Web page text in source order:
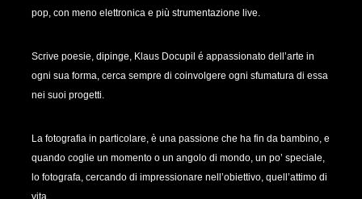
pop, con meno elettronica e più strumentazione live.
Scrive poesie, dipinge, Klaus Docupil é appassionato dell’arte in
ogni sua forma, cerca sempre di coinvolgere ogni sfumatura di essa
nei suoi progetti.
La fotografia in particolare, è una passione che ha fin da bambino, e
quando coglie un momento o un angolo di mondo, un po’ speciale,
lo fotografa, cercando di impressionare nell’obiettivo, quell’attimo di
vita.